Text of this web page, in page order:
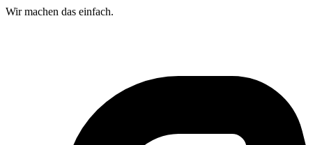
Wir machen das einfach.